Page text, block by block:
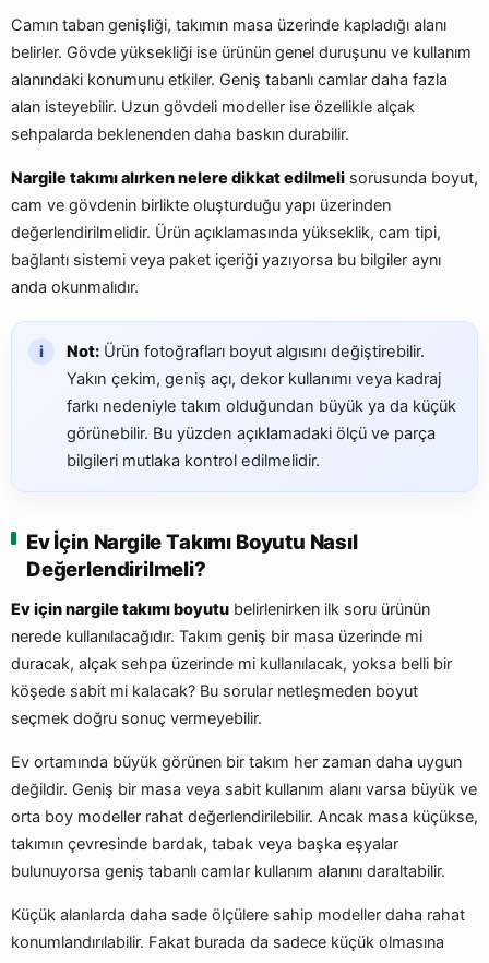
Camın taban genişliği, takımın masa üzerinde kapladığı alanı
belirler. Gövde yüksekliği ise ürünün genel duruşunu ve kullanım
alanındaki konumunu etkiler. Geniş tabanlı camlar daha fazla
alan isteyebilir. Uzun gövdeli modeller ise özellikle alçak
sehpalarda beklenenden daha baskın durabilir.
Nargile takımı alırken nelere dikkat edilmeli sorusunda boyut,
cam ve gövdenin birlikte oluşturduğu yapı üzerinden
değerlendirilmelidir. Ürün açıklamasında yükseklik, cam tipi,
bağlantı sistemi veya paket içeriği yazıyorsa bu bilgiler aynı
anda okunmalıdır.
Not: Ürün fotoğrafları boyut algısını değiştirebilir.
Yakın çekim, geniş açı, dekor kullanımı veya kadraj
farkı nedeniyle takım olduğundan büyük ya da küçük
görünebilir. Bu yüzden açıklamadaki ölçü ve parça
bilgileri mutlaka kontrol edilmelidir.
Ev İçin Nargile Takımı Boyutu Nasıl
Değerlendirilmeli?
Ev için nargile takımı boyutu belirlenirken ilk soru ürünün
nerede kullanılacağıdır. Takım geniş bir masa üzerinde mi
duracak, alçak sehpa üzerinde mi kullanılacak, yoksa belli bir
köşede sabit mi kalacak? Bu sorular netleşmeden boyut
seçmek doğru sonuç vermeyebilir.
Ev ortamında büyük görünen bir takım her zaman daha uygun
değildir. Geniş bir masa veya sabit kullanım alanı varsa büyük ve
orta boy modeller rahat değerlendirilebilir. Ancak masa küçükse,
takımın çevresinde bardak, tabak veya başka eşyalar
bulunuyorsa geniş tabanlı camlar kullanım alanını daraltabilir.
Küçük alanlarda daha sade ölçülere sahip modeller daha rahat
konumlandırılabilir. Fakat burada da sadece küçük olmasına